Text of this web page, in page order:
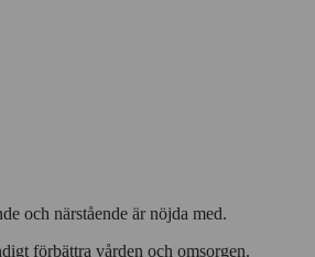
och närstående är nöjda med.
förbättra vården och omsorgen.